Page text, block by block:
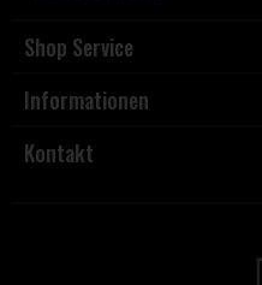
Shop Service
Informationen
Kontakt